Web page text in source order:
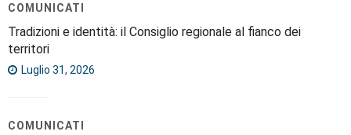
COMUNICATI
Tradizioni e identità: il Consiglio regionale al fianco dei
territori
Luglio 31, 2026
COMUNICATI